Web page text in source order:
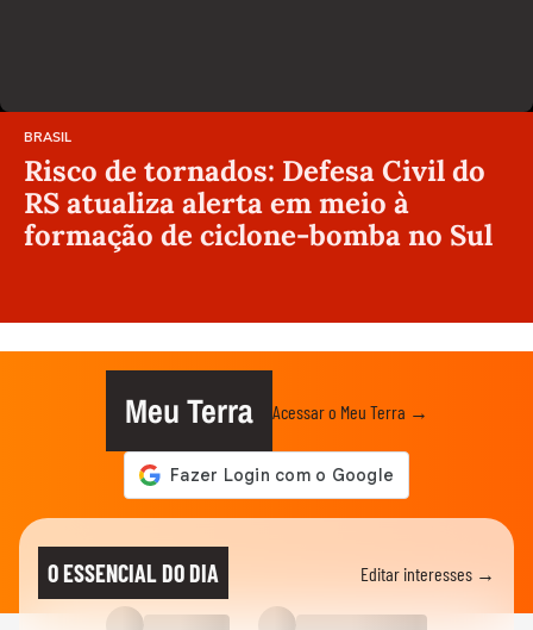
BRASIL
Risco de tornados: Defesa Civil do
RS atualiza alerta em meio à
formação de ciclone-bomba no Sul
Meu Terra Acessar o Meu Terra →
O ESSENCIAL DO DIA Editar interesses →